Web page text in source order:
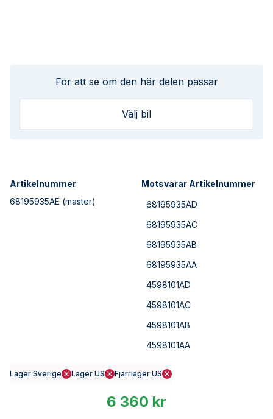
För att se om den här delen passar
Välj bil
Artikelnummer
68195935AE (master)
Motsvarar Artikelnummer
68195935AD
68195935AC
68195935AB
68195935AA
4598101AD
4598101AC
4598101AB
4598101AA
Lager Sverige Lager US Fjärrlager US
6 360 kr